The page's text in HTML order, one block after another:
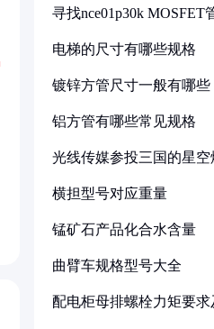
寻找nce01p30k MOSFET
电梯的尺寸有哪些规格
镀锌方管尺寸一般有哪些
铝方管有哪些常见规格
光线传媒参投三国的星空
横担型号对应重量
锰矿石产品化合水含量
曲臂车规格型号大全
配电柜母排螺栓力矩要